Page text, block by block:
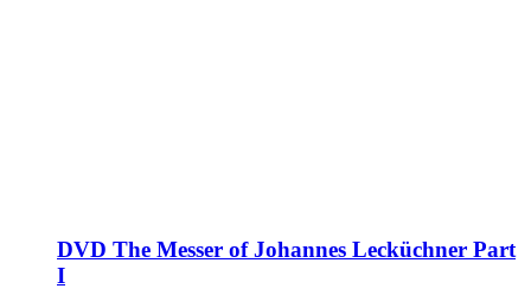
DVD The Messer of Johannes Lecküchner Part
I